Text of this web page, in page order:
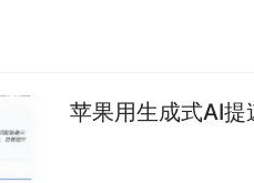
苹果用生成式AI提